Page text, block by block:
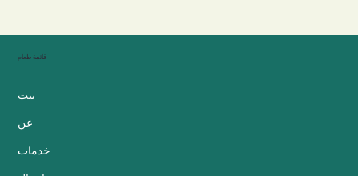
قائمة طعام
بيت
عن
خدمات